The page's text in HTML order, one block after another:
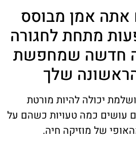
אמן מבוסס
מתחת לחגורה
חדשה שמחפשת
שלך
יכולה להיות מורטת
עושים כמה טעויות כשהם על
של מוזיקה חיה.